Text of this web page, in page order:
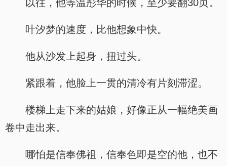
以往，他等温彤华的时候，至少要翻30页。
叶汐梦的速度，比他想象中快。
他从沙发上起身，扭过头。
紧跟着，他脸上一贯的清冷有片刻滞涩。
楼梯上走下来的姑娘，好像正从一幅绝美画
卷中走出来。
哪怕是信奉佛祖，信奉色即是空的他，也不